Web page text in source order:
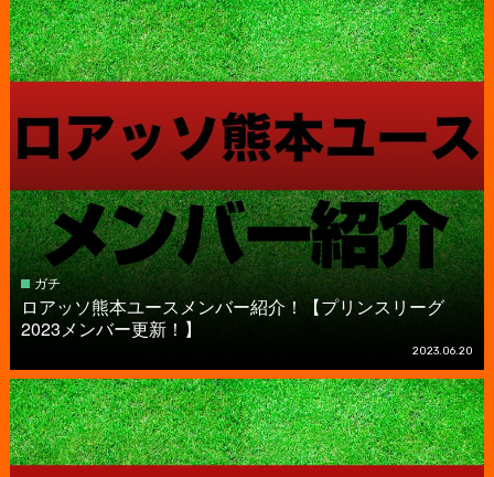
ガチ
ロアッソ熊本ユースメンバー紹介！【プリンスリーグ
2023メンバー更新！】
2023.06.20